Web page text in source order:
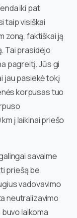
iki pat
taip visiškai
zoną, faktiškai ją
Tai prasidėjo
pagreitį. Jūs gi
jau pasiekė tokį
korpusas tuo
į laikinai priešo
savaime
priešą be
vadovavimo
neutralizavimo
laikoma